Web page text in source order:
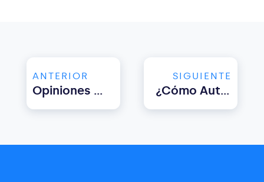
ANTERIOR
Opiniones Airbnb. Una Guía Completa De Hostify
SIGUIENTE
¿Cómo Automatizar La Limpieza De Airbnb?